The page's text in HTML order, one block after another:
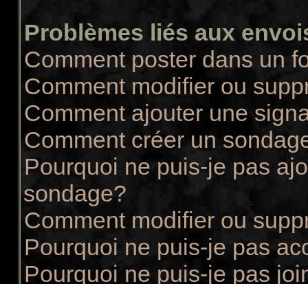
Problèmes liés aux
Comment poster dans un
Comment modifier ou
Comment ajouter une
Comment créer un
Pourquoi ne puis-je pas
sondage?
Comment modifier ou
Pourquoi ne puis-je pas
Pourquoi ne puis-je pas